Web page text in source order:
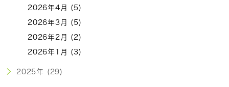
2026年4月 (5)
2026年3月 (5)
2026年2月 (2)
2026年1月 (3)
2025年 (29)